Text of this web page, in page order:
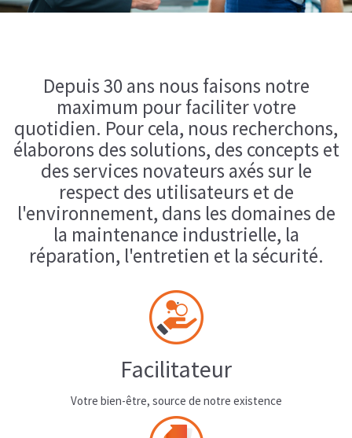
Depuis 30 ans nous faisons notre
maximum pour faciliter votre
quotidien. Pour cela, nous recherchons,
élaborons des solutions, des concepts et
des services novateurs axés sur le
respect des utilisateurs et de
l'environnement, dans les domaines de
la maintenance industrielle, la
réparation, l'entretien et la sécurité.
Facilitateur
Votre bien-être, source de notre existence